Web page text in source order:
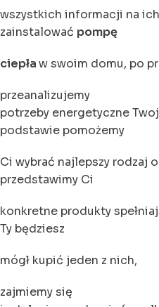
wszystkich informacji na
zainstalować pompę
ciepław swoim domu, po
przeanalizujemy
potrzeby energetyczne
podstawie pomożemy
Ci wybrać najlepszy rodzaj
przedstawimy Ci
konkretne produkty
Ty będziesz
mógł kupić jeden z nich,
zajmiemy się